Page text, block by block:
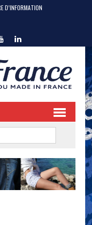
D’INFORMATION